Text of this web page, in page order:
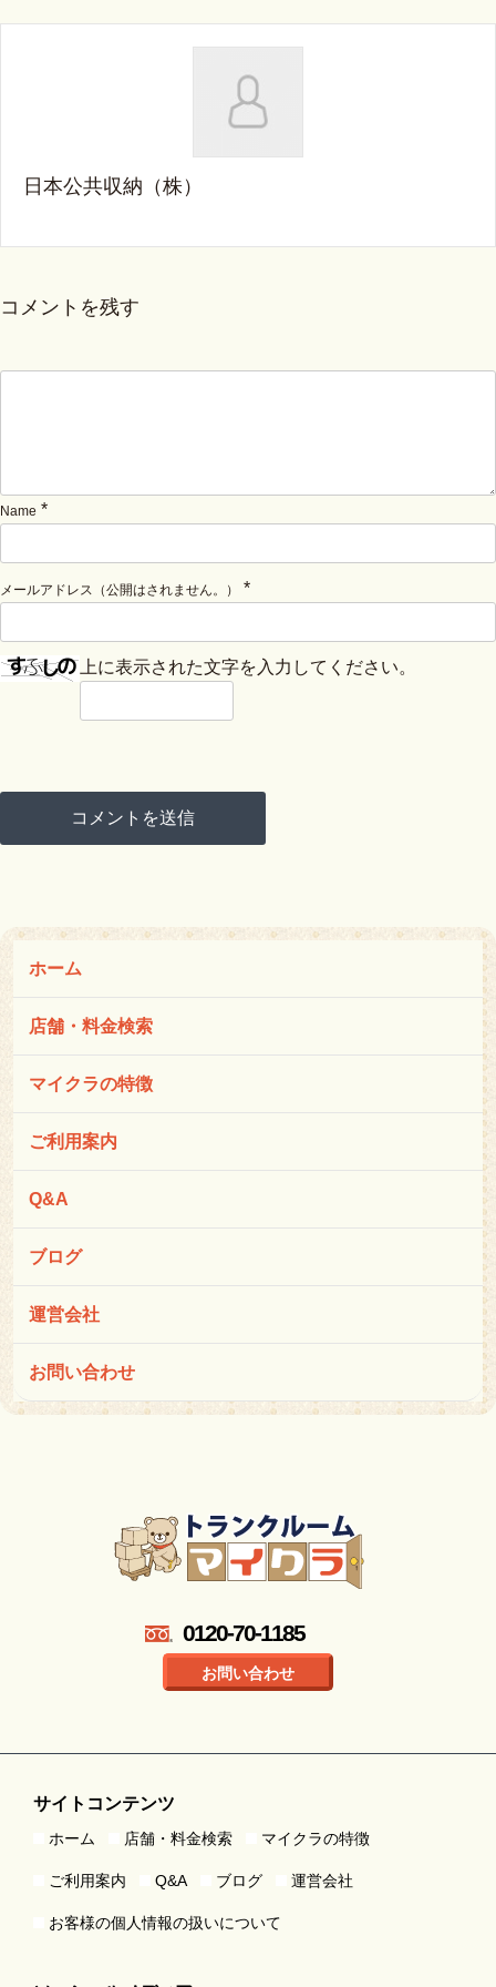
日本公共収納（株）
コメントを残す
Name *
メールアドレス（公開はされません。） *
上に表示された文字を入力してください。
ホーム
店舗・料金検索
マイクラの特徴
ご利用案内
Q&A
ブログ
運営会社
お問い合わせ
0120-70-1185
お問い合わせ
サイトコンテンツ
ホーム 店舗・料金検索 マイクラの特徴
ご利用案内 Q&A ブログ 運営会社
お客様の個人情報の扱いについて